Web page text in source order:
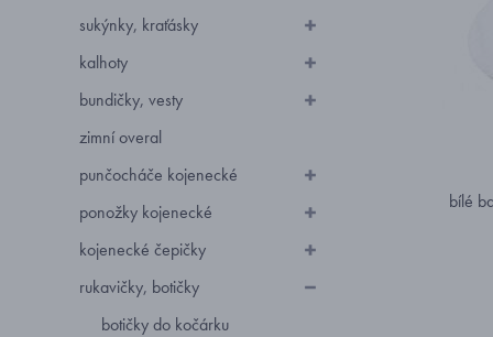
sukýnky, kraťásky
kalhoty
bundičky, vesty
zimní overal
punčocháče kojenecké
ponožky kojenecké
kojenecké čepičky
rukavičky, botičky
botičky do kočárku
bílé